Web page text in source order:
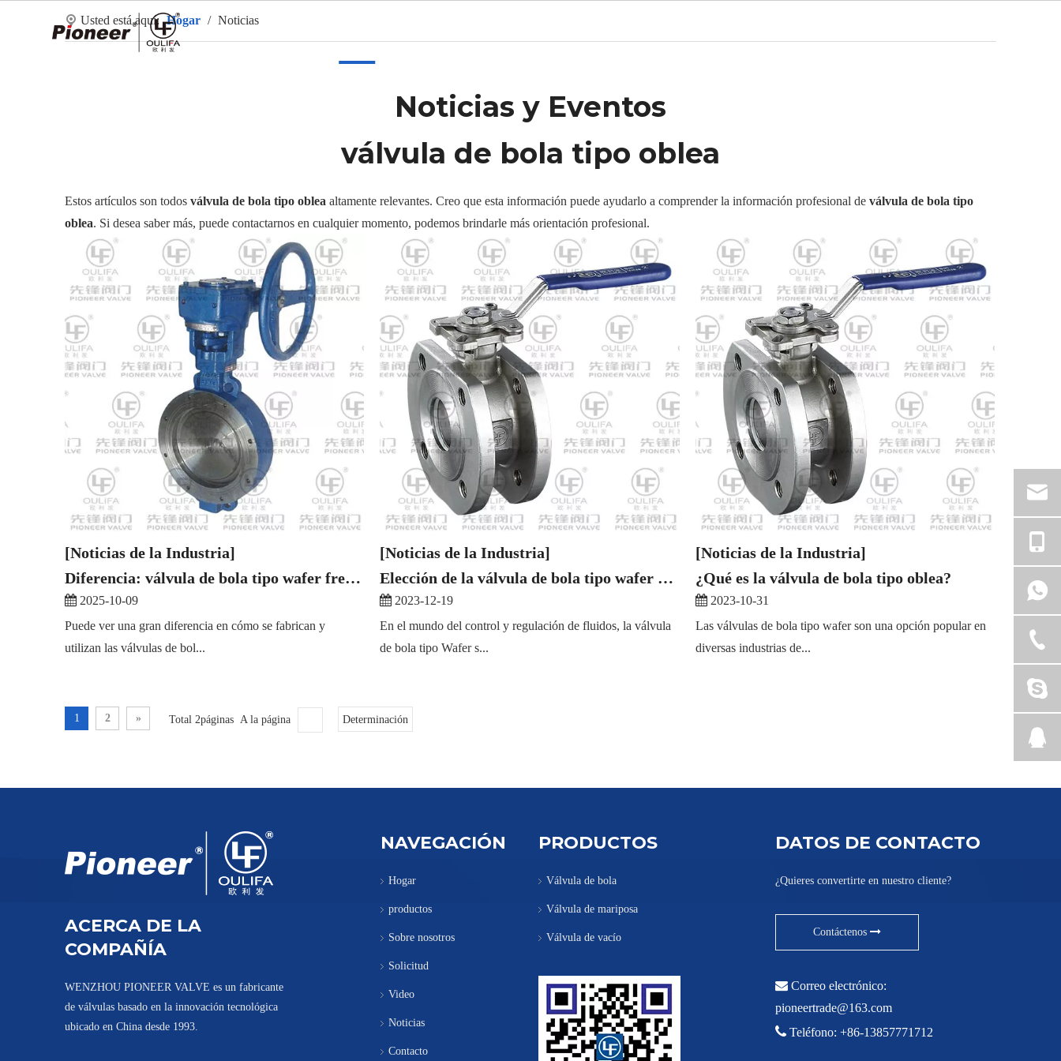
Usted está aquí: Hogar / Noticias
Noticias y Eventos
válvula de bola tipo oblea
Estos artículos son todos válvula de bola tipo oblea altamente relevantes. Creo que esta información puede ayudarlo a comprender la información profesional de válvula de bola tipo
oblea. Si desea saber más, puede contactarnos en cualquier momento, podemos brindarle más orientación profesional.
[Noticias de la Industria]
Diferencia: válvula de bola tipo wafer frente a válvula de bola ordinaria
2025-10-09
Puede ver una gran diferencia en cómo se fabrican y
utilizan las válvulas de bol...
[Noticias de la Industria]
Elección de la válvula de bola tipo wafer adecuada: factores clave a considerar
2023-12-19
En el mundo del control y regulación de fluidos, la válvula
de bola tipo Wafer s...
[Noticias de la Industria]
¿Qué es la válvula de bola tipo oblea?
2023-10-31
Las válvulas de bola tipo wafer son una opción popular en
diversas industrias de...
1 2 » Total 2páginas A la página Determinación
ACERCA DE LA
COMPAÑÍA
WENZHOU PIONEER VALVE es un fabricante
de válvulas basado en la innovación tecnológica
ubicado en China desde 1993.
NAVEGACIÓN
Hogar
productos
Sobre nosotros
Solicitud
Video
Noticias
Contacto
PRODUCTOS
Válvula de bola
Válvula de mariposa
Válvula de vacío
DATOS DE CONTACTO
¿Quieres convertirte en nuestro cliente?
Contáctenos
 Correo electrónico:
pioneertrade@163.com
 Teléfono: +86-13857771712